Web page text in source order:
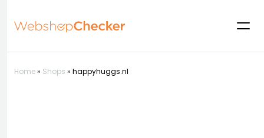
Home» Shops » happyhuggs.nl